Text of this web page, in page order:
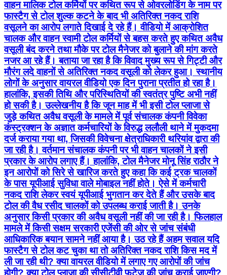
वाहन मालिक टोल कर्मियों पर कथित रूप से ओवरलोडिंग के नाम पर
फास्टैग से टोल शुल्क कटने के बाद भी अतिरिक्त नकद राशि
वसूलने का आरोप लगाते दिखाई दे रहे हैं। वीडियो में आक्रोशित
चालक और वाहन स्वामी टोल कर्मियों से बहस करते हुए कथित अवैध
वसूली बंद करने तथा मौके पर टोल मैनेजर को बुलाने की मांग करते
नजर आ रहे हैं। बताया जा रहा है कि विवाद मुख्य रूप से गिट्टी और
मौरंग लदे वाहनों से अतिरिक्त नकद वसूली को लेकर हुआ। स्थानीय
लोगों के अनुसार वायरल वीडियो एक दिन पुराना प्रतीत हो रहा है।
हालांकि, इसकी तिथि और परिस्थितियों की स्वतंत्र पुष्टि अभी नहीं
हो सकी है। उल्लेखनीय है कि जून माह में भी इसी टोल प्लाजा से
जुड़े कथित अवैध वसूली के मामले में पूर्व संचालक कंपनी विवेका
कंस्ट्रक्शन के अज्ञात कर्मचारियों के विरुद्ध ललौली थाने में मुकदमा
दर्ज कराया गया था, जिसकी विवेचना क्षेत्राधिकारी थरियांव द्वारा की
जा रही है। वर्तमान संचालक कंपनी पर भी वाहन चालकों ने इसी
प्रकार के आरोप लगाए हैं। हालांकि, टोल मैनेजर मोनू सिंह राठौर ने
इन आरोपों को सिरे से खारिज करते हुए कहा कि कई ट्रक चालकों
के पास यूपीआई सुविधा वाले मोबाइल नहीं होते। ऐसे में कर्मचारी
नकद राशि लेकर स्वयं यूपीआई भुगतान कर देते हैं और उसके बाद
टोल की वैध रसीद चालकों को उपलब्ध कराई जाती है। उनके
अनुसार किसी प्रकार की अवैध वसूली नहीं की जा रही है। फिलहाल
मामले में किसी सक्षम सरकारी एजेंसी की ओर से जांच संबंधी
आधिकारिक बयान सामने नहीं आया है। उठ रहे हैं अहम सवाल यदि
फास्टैग से टोल कट चुका था तो अतिरिक्त नकद राशि किस मद में
ली जा रही थी? क्या वायरल वीडियो में लगाए गए आरोपों की जांच
होगी? क्या टोल प्लाजा की सीसीटीवी फुटेज की जांच कराई जाएगी?